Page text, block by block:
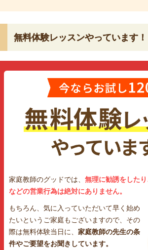
無料体験レッスンやっています！
家庭教師のグッドでは、 無理に勧誘をした
などの営業行為は絶対にありません。
もちろん、気に入っていただいて早く始め
たいというご家庭もございますので、その
際は無料体験当日に、 家庭教師の先生の条
件やご要望をお聞きしています。